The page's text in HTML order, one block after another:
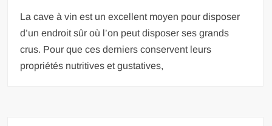
La cave à vin est un excellent moyen pour disposer
d’un endroit sûr où l’on peut disposer ses grands
crus. Pour que ces derniers conservent leurs
propriétés nutritives et gustatives,